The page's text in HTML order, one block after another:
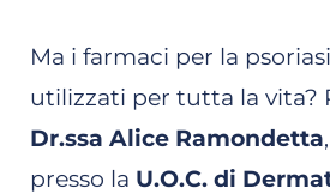
Ma i farmaci per la
utilizzati per tutta la vita?
Dr.ssa Alice Ramondetta
presso la U.O.C. di